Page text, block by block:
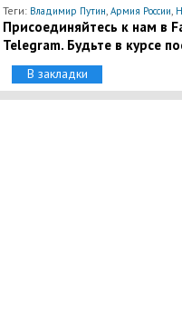
Теги: Владимир Путин, Армия России,
Присоединяйтесь к нам в
Telegram. Будьте в курсе
В закладки